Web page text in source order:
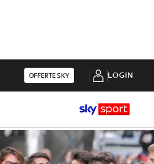
OFFERTE SKY LOGIN